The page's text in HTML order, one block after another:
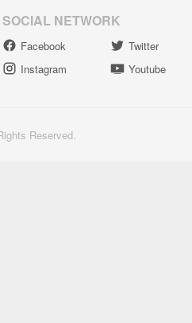
SOCIAL NETWORK
Facebook Twitter
Instagram
Youtube
Reserved.